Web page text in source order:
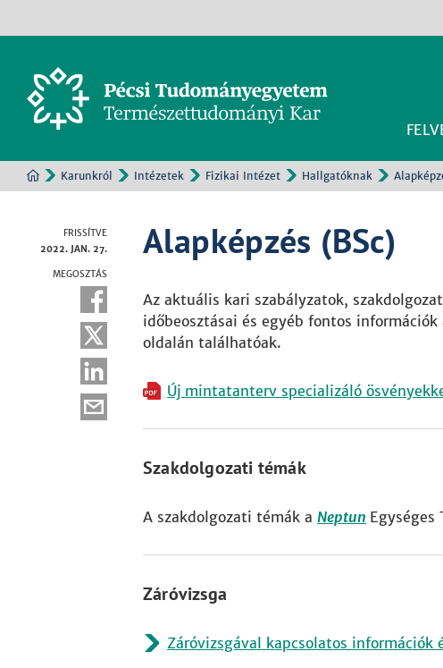
Karunkról Intézetek Fizikai Intézet Hallgatóknak
FRISSÍTVE
2022. JAN. 27.
MEGOSZTÁS
Alapképzés (BSc)
Az aktuális kari szabályzatok,
időbeosztásai és egyéb fontos
oldalán találhatóak.
Új mintatanterv specializáló
Szakdolgozati témák
A szakdolgozati témák a Neptun Egységes
Záróvizsga
Záróvizsgával kapcsolatos információk